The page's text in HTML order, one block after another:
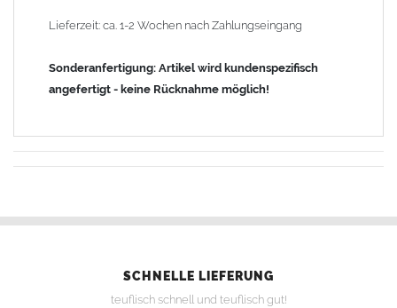
Lieferzeit: ca. 1-2 Wochen nach Zahlungseingang
Sonderanfertigung: Artikel wird kundenspezifisch
angefertigt - keine Rücknahme möglich!
SCHNELLE LIEFERUNG
teuflisch schnell und teuflisch gut!